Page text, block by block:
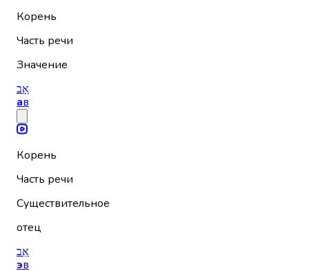
Корень
Часть речи
Значение
אָב
ав
Корень
Часть речи
Существительное
отец
אֵב
эв